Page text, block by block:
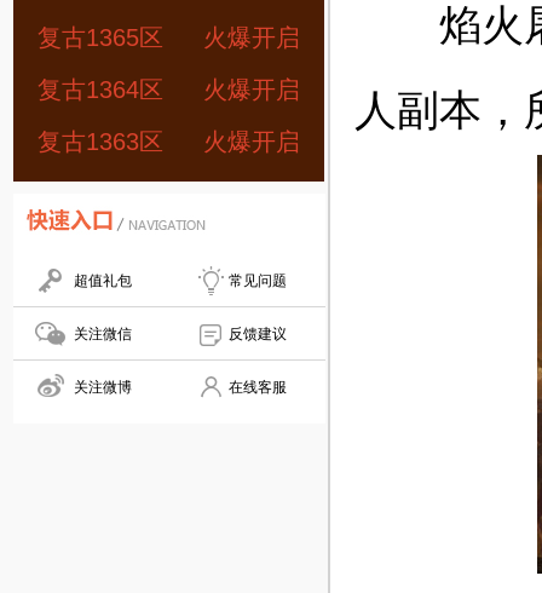
复古1365区
火爆开启
复古1364区
火爆开启
复古1363区
火爆开启
超值礼包 常见问题
关注微信 反馈建议
关注微博 在线客服
焰火屠
人副本，